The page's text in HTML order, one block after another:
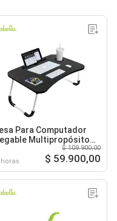
Para Computador
Multipropósito
horas
$ 109.900,00
$ 59.900,00